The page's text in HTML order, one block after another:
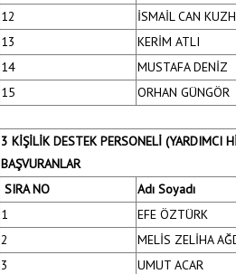
12
İSMAİL CAN
13
KERİM ATLI
14
MUSTAFA DENİZ
15
ORHAN GÜNGÖR
3 KİŞİLİK DESTEK PERSONELİ (YARDIMCI
BAŞVURANLAR
SIRA NO
Adı Soyadı
1
EFE ÖZTÜRK
2
MELİS ZELİHA
3
UMUT ACAR